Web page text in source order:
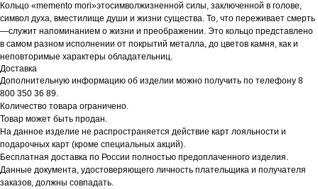
Кольцо «memento mori»этосимволжизненной силы, заключенной в голове,
символ духа, вместилище души и жизни существа. То, что переживает смерть
—служит напоминанием о жизни и преображении. Это кольцо представлено
в самом разном исполнении от покрытий металла, до цветов камня, как и
неповторимые характеры обладательниц.
Доставка
Дополнительную информацию об изделии можно получить по телефону 8
800 350 36 89.
Количество товара ограничено.
Товар может быть продан.
На данное изделие не распространяется действие карт лояльности и
подарочных карт (кроме специальных акций).
Бесплатная доставка по России полностью предоплаченного изделия.
Данные документа, удостоверяющего личность плательщика и получателя
заказов, должны совпадать.